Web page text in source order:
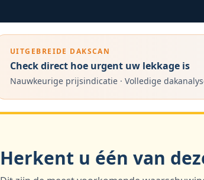
UITGEBREIDE DAKSCAN
Check direct hoe urgent uw lekkage is
Nauwkeurige prijsindicatie · Volledige
Herkent u één van